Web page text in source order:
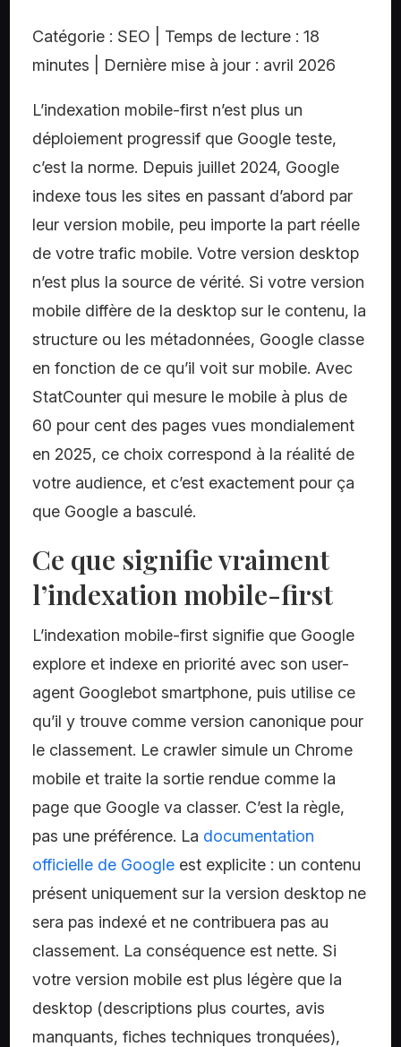
Catégorie : SEO | Temps de lecture : 18
minutes | Dernière mise à jour : avril 2026
L’indexation mobile-first n’est plus un
déploiement progressif que Google teste,
c’est la norme. Depuis juillet 2024, Google
indexe tous les sites en passant d’abord par
leur version mobile, peu importe la part réelle
de votre trafic mobile. Votre version desktop
n’est plus la source de vérité. Si votre version
mobile diffère de la desktop sur le contenu, la
structure ou les métadonnées, Google classe
en fonction de ce qu’il voit sur mobile. Avec
StatCounter qui mesure le mobile à plus de
60 pour cent des pages vues mondialement
en 2025, ce choix correspond à la réalité de
votre audience, et c’est exactement pour ça
que Google a basculé.
Ce que signifie vraiment
l’indexation mobile-first
L’indexation mobile-first signifie que Google
explore et indexe en priorité avec son user-
agent Googlebot smartphone, puis utilise ce
qu’il y trouve comme version canonique pour
le classement. Le crawler simule un Chrome
mobile et traite la sortie rendue comme la
page que Google va classer. C’est la règle,
pas une préférence. La documentation
officielle de Google est explicite : un contenu
présent uniquement sur la version desktop ne
sera pas indexé et ne contribuera pas au
classement. La conséquence est nette. Si
votre version mobile est plus légère que la
desktop (descriptions plus courtes, avis
manquants, fiches techniques tronquées),